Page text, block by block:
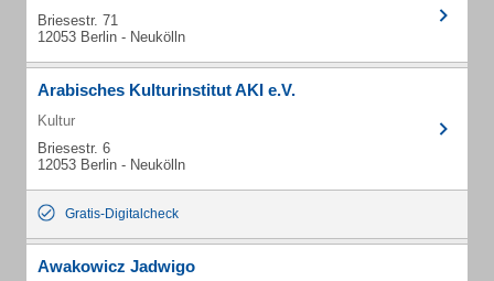
Briesestr. 71
12053 Berlin - Neukölln
Arabisches Kulturinstitut AKI e.V.
Kultur
Briesestr. 6
12053 Berlin - Neukölln
Gratis-Digitalcheck
Awakowicz Jadwigo